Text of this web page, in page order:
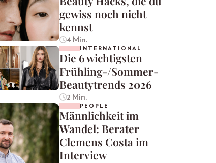
gewiss noch nicht
kennst
4 Min.
INTERNATIONAL
Die 6 wichtigsten
Frühling-/Sommer-
Beautytrends 2026
2 Min.
PEOPLE
Männlichkeit im
Wandel: Berater
Clemens Costa im
Interview